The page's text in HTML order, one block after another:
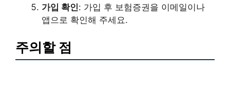
가입 확인: 가입 후 보험증권을 이메일이나
앱으로 확인해 주세요.
주의할 점